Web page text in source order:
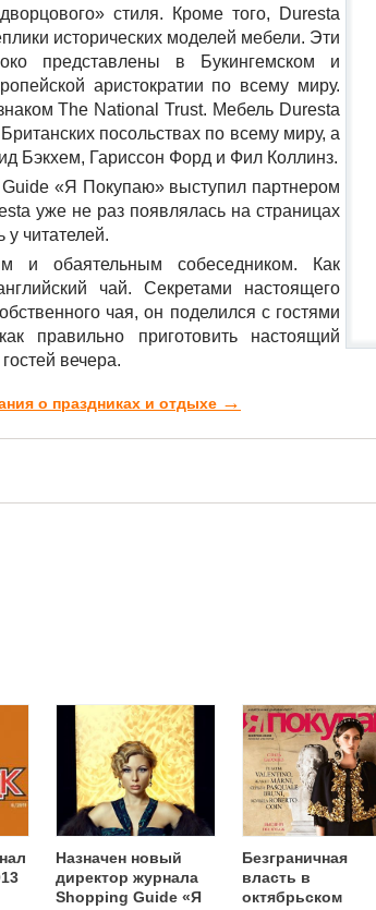
стиля. Кроме того, Duresta
исторических моделей мебели. Эти
представлены в Букингемском и
аристократии по всему миру.
The National Trust. Мебель Duresta
посольствах по всему миру, а
Бэкхем, Гариссон Форд и Фил Коллинз.
«Я Покупаю» выступил партнером
уже не раз появлялась на страницах
читателей.
и обаятельным собеседником. Как
чай. Секретами настоящего
чая, он поделился с гостями
правильно приготовить настоящий
вечера.
о праздниках и отдыхе →
Назначен новый
директор журнала
Shopping Guide «Я
Безграничная
власть в
октябрьском